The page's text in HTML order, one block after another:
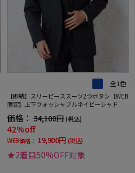
全1色
【即納】スリーピーススーツ2つボタン【WEB
限定】上下ウォッシャブルネイビーシャドウ
価格： 34,100円 (税込)
42%off
WEB価格： 19,900円 (税込)
★2着目50%OFF対象